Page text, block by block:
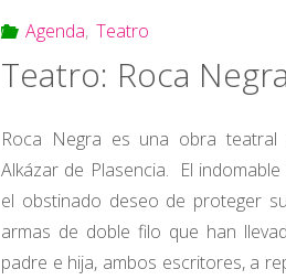
Agenda, Teatro
Teatro: Roca Negra
Roca Negra es una obra
Alkázar de Plasencia. El
el obstinado deseo de proteger
armas de doble filo que han
padre e hija, ambos escritores, a